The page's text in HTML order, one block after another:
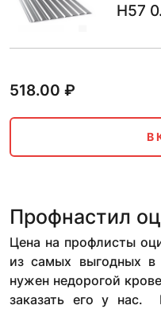
Н57
518.00 ₽
В
Профнастил
Цена на профлисты
из самых выгодных
нужен недорогой
заказать его у нас.